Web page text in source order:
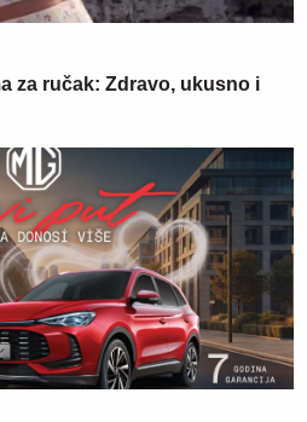
za ručak: Zdravo, ukusno i